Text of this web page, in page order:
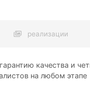
реализации
качества и
на любом этапе